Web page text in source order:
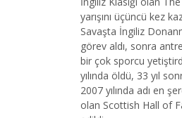
yarışını üçüncü kez
Savaşta İngiliz
görev aldı, sonra
bir çok sporcu
yılında öldü, 33 yıl
2007 yılında adı en
olan Scottish Hall of